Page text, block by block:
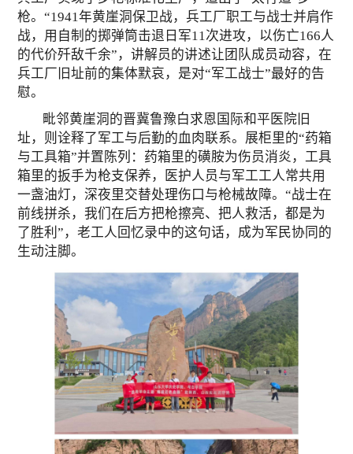
枪。“1941年黄崖洞保卫战，兵工厂职工与战士并肩作
战，用自制的掷弹筒击退日军11次进攻，以伤亡166人
的代价歼敌千余”，讲解员的讲述让团队成员动容，在
兵工厂旧址前的集体默哀，是对“军工战士”最好的告
慰。
毗邻黄崖洞的晋冀鲁豫白求恩国际和平医院旧
址，则诠释了军工与后勤的血肉联系。展柜里的“药箱
与工具箱”并置陈列：药箱里的磺胺为伤员消炎，工具
箱里的扳手为枪支保养，医护人员与军工工人常共用
一盏油灯，深夜里交替处理伤口与枪械故障。“战士在
前线拼杀，我们在后方把枪擦亮、把人救活，都是为
了胜利”，老工人回忆录中的这句话，成为军民协同的
生动注脚。